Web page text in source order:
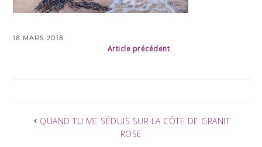
18 MARS 2018
Article précédent
QUAND TU ME SÉDUIS SUR LA CÔTE DE GRANIT
ROSE